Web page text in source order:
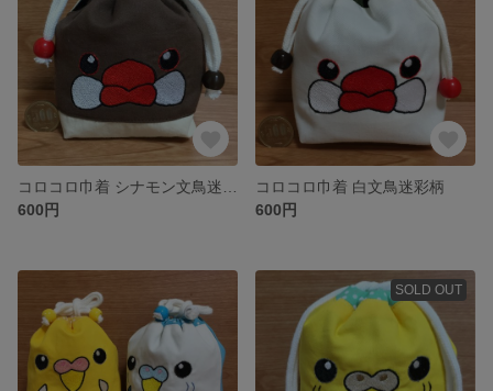
600円
コロコロ巾着 白文鳥迷彩柄
600円
SOLD OUT